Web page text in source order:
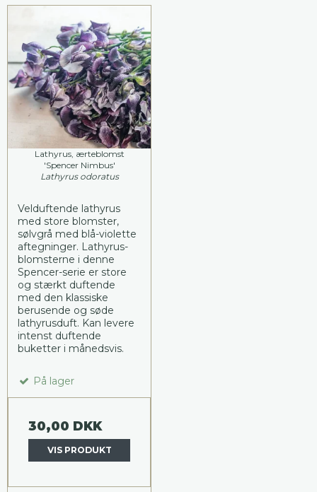
Lathyrus, ærteblomst
'Spencer Nimbus'
Lathyrus odoratus
Velduftende lathyrus
med store blomster,
sølvgrå med blå-violette
aftegninger. Lathyrus-
blomsterne i denne
Spencer-serie er store
og stærkt duftende
med den klassiske
berusende og søde
lathyrusduft. Kan levere
intenst duftende
buketter i månedsvis.
På lager
30,00 DKK
VIS PRODUKT